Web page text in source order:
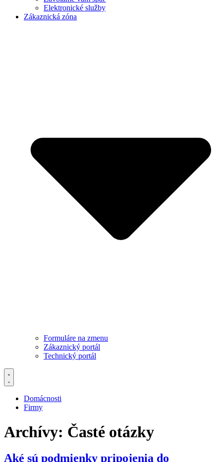
Elektronické služby
Zákaznická zóna
Formuláre na zmenu
Zákaznický portál
Technický portál
Domácnosti
Firmy
Archívy: Časté otázky
Aké sú podmienky pripojenia do